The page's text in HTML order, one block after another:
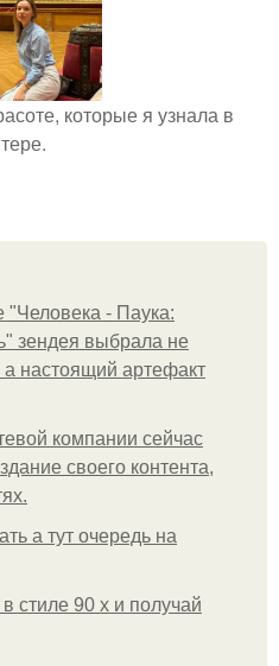
которые я узнала в
- Паука:
зендея выбрала не
настоящий артефакт
компании сейчас
своего контента,
а тут очередь на
стиле 90 х и получай